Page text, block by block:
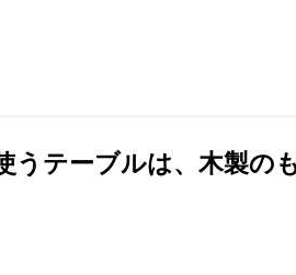
うテーブルは、木製の